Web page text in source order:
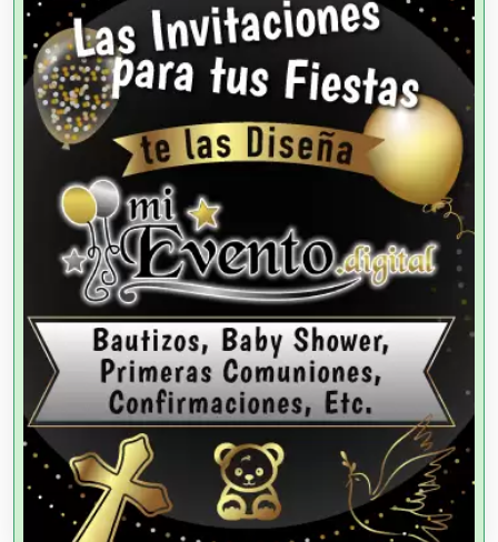
Agencias de Autos
Agencias de Cobranza
Agencias de Colocación
Agencias de Modelos
Agencias de Publicidad
Agencias de Viajes